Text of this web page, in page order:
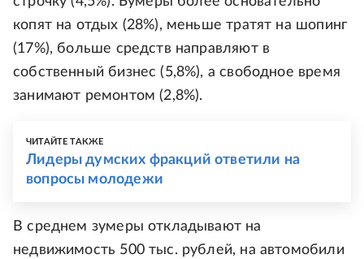
копят на отдых (28%), меньше тратят на шопинг
(17%), больше средств направляют в
собственный бизнес (5,8%), а свободное время
занимают ремонтом (2,8%).
ЧИТАЙТЕ ТАКЖЕ
Лидеры думских фракций ответили на
вопросы молодежи
В среднем зумеры откладывают на
недвижимость 500 тыс. рублей, на автомобили